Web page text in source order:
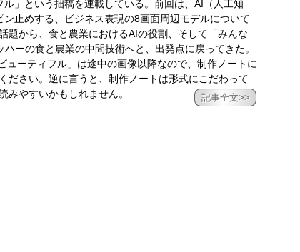
」という拙稿を連載している。前回は、AI（人工知
止めする、ビジネス表現の8画面周辺モデルについて
題から、食と農業におけるAIの役割、そして「みんな
ーの食と農業の中間技術へと、出発点に戻ってきた。
ューティフル」は途中の画像以降なので、制作ノートに
ださい。逆に言うと、制作ノートは形式にこだわって
みやすいかもしれません。
記事全文>>